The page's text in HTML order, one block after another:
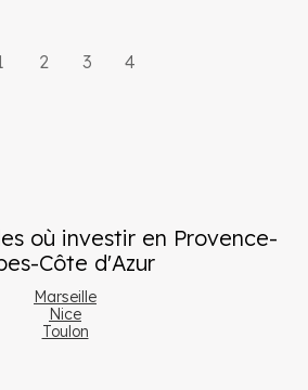
2 3 4
où investir en Provence-
Côte d'Azur
Marseille
Nice
Toulon